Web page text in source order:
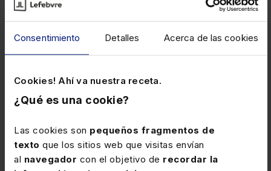
Consentimiento Detalles Acerca de las cookies
Cookies! Ahí va nuestra receta.
¿Qué es una cookie?
Las cookies son pequeños fragmentos de
texto que los sitios web que visitas envían
al navegador con el objetivo de recordar la
24 MARZO 2026
Complementos por mínimos de
pensiones de Seguridad Social
Para adecuar el desarrollo reglamentario del RDL
reproducen, sin cambios, las reglas de aplicación del
mínima fijada para las diferentes pensiones durante
2026.